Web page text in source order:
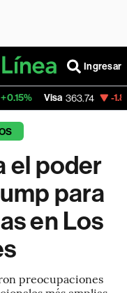
Ingresar
363.74 -1.82%
el poder
para
en Los
preocupaciones